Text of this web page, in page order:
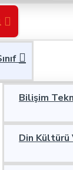
Bilişim
Din Kültürü